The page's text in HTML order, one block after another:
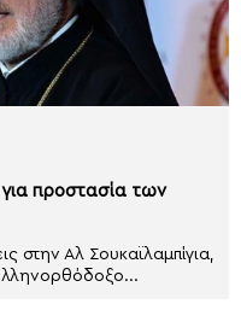
προστασία των
στην Αλ Σουκαϊλαμπίγια,